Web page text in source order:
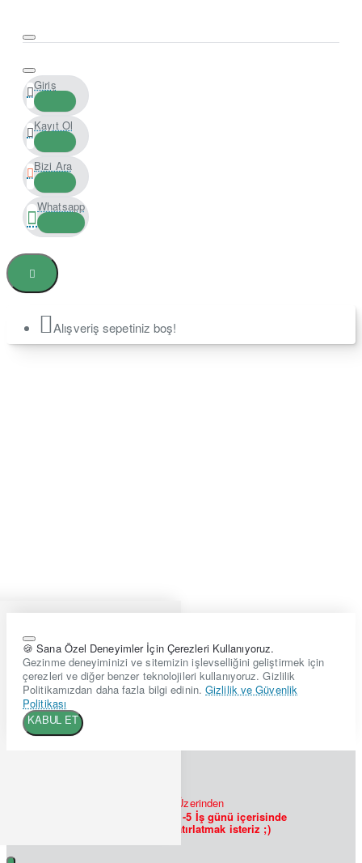
Giriş
Kayıt Ol
Bizi Ara
Whatsapp
Alışveriş sepetiniz boş!
🍪 Sana Özel Deneyimler İçin Çerezleri Kullanıyoruz.
Gezinme deneyiminizi ve sitemizin işlevselliğini geliştirmek için
çerezleri ve diğer benzer teknolojileri kullanıyoruz. Gizlilik
Politikamızdan daha fazla bilgi edinin.Gizlilik ve Güvenlik
Politikası
KABUL ET
Üzerinden
Siparişlerin 1-5 İş günü içerisinde
hazırlanmakta olduğunu hatırlatmak isteriz ;)